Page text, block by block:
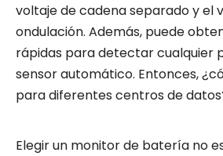
voltaje de cadena separado y el
ondulación. Además, puede
rápidas para detectar cualquier
sensor automático. Entonces,
para diferentes centros de
Elegir un monitor de batería no